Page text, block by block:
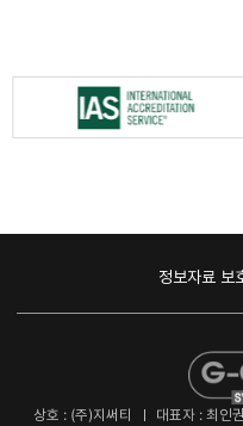
정보자료 보
상호 : (주)지써티 대표자 : 최인권